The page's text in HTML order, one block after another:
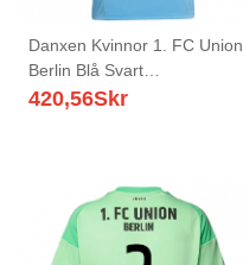
Danxen Kvinnor 1. FC Union
Berlin Blå Svart
Målvaktströja 2025/26 T-
420,56Skr